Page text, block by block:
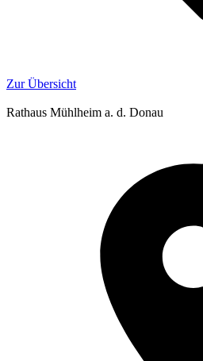
Zur Übersicht
Rathaus Mühlheim a. d. Donau